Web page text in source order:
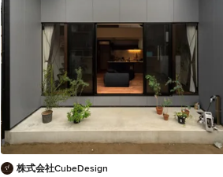
株式会社CubeDesign